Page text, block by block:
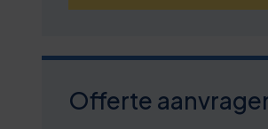
Offerte